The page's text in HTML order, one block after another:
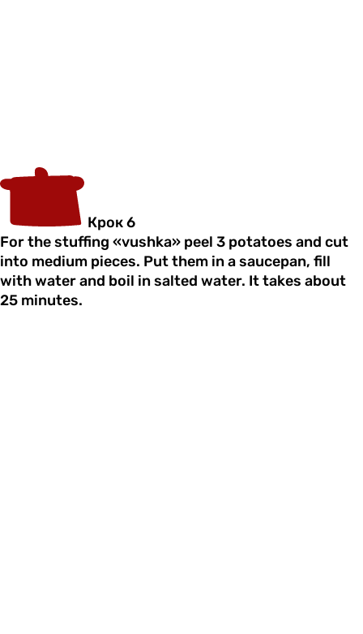
Крок 6
For the stuffing «vushka» peel 3 potatoes and cut
into medium pieces. Put them in a saucepan, fill
with water and boil in salted water. It takes about
25 minutes.